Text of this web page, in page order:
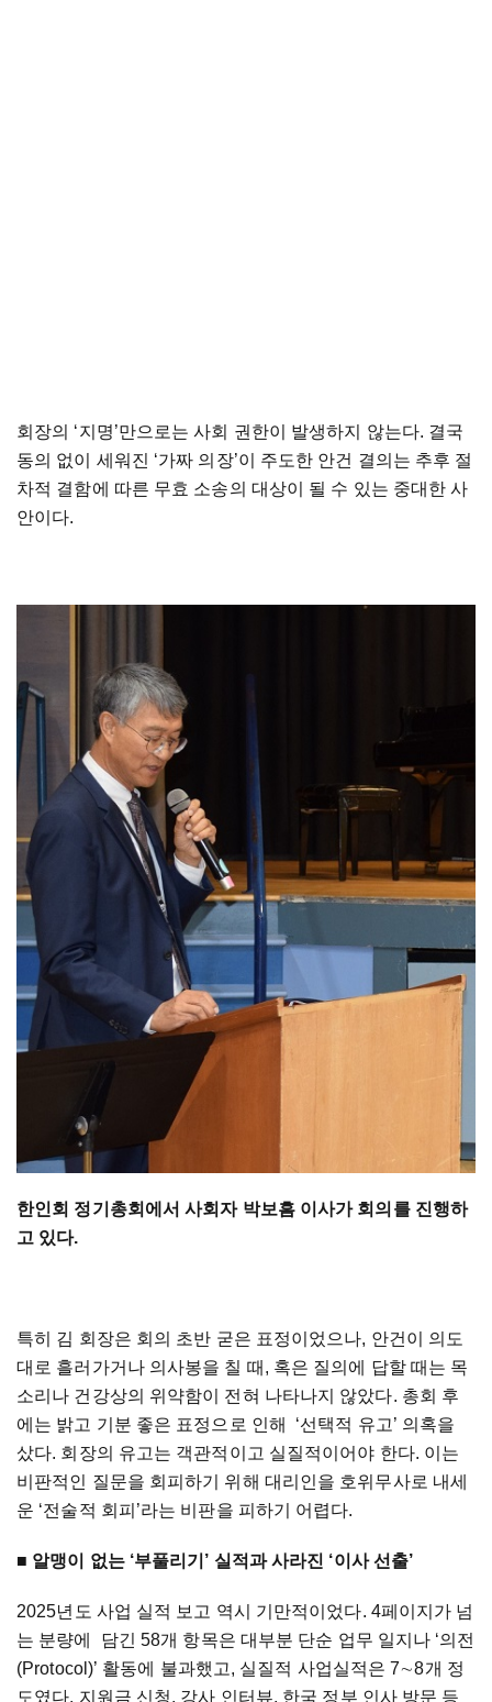
회장의 ‘지명’만으로는 사회 권한이 발생하지 않는다. 결국
동의 없이 세워진 ‘가짜 의장’이 주도한 안건 결의는 추후 절
차적 결함에 따른 무효 소송의 대상이 될 수 있는 중대한 사
안이다.
한인회 정기총회에서 사회자 박보흠 이사가 회의를 진행하
고 있다.
특히 김 회장은 회의 초반 굳은 표정이었으나, 안건이 의도
대로 흘러가거나 의사봉을 칠 때, 혹은 질의에 답할 때는 목
소리나 건강상의 위약함이 전혀 나타나지 않았다. 총회 후
에는 밝고 기분 좋은 표정으로 인해 ‘선택적 유고’ 의혹을
샀다. 회장의 유고는 객관적이고 실질적이어야 한다. 이는
비판적인 질문을 회피하기 위해 대리인을 호위무사로 내세
운 ‘전술적 회피’라는 비판을 피하기 어렵다.
■ 알맹이 없는 ‘부풀리기’ 실적과 사라진 ‘이사 선출’
2025년도 사업 실적 보고 역시 기만적이었다. 4페이지가 넘
는 분량에 담긴 58개 항목은 대부분 단순 업무 일지나 ‘의전
(Protocol)’ 활동에 불과했고, 실질적 사업실적은 7∼8개 정
도였다. 지원금 신청, 강사 인터뷰, 한국 정부 인사 방문 등